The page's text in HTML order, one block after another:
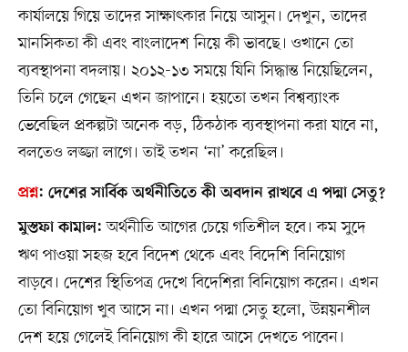
কার্যালয়ে গিয়ে তাদের সাক্ষাৎকার নিয়ে আসুন। দেখুন, তাদের
মানসিকতা কী এবং বাংলাদেশ নিয়ে কী ভাবছে। ওখানে তো
ব্যবস্থাপনা বদলায়। ২০১২-১৩ সময়ে যিনি সিদ্ধান্ত নিয়েছিলেন,
তিনি চলে গেছেন এখন জাপানে। হয়তো তখন বিশ্বব্যাংক
ভেবেছিল প্রকল্পটা অনেক বড়, ঠিকঠাক ব্যবস্থাপনা করা যাবে না,
বলতেও লজ্জা লাগে। তাই তখন ‘না’ করেছিল।
প্রশ্ন: দেশের সার্বিক অর্থনীতিতে কী অবদান রাখবে এ পদ্মা সেতু?
মুস্তফা কামাল: অর্থনীতি আগের চেয়ে গতিশীল হবে। কম সুদে
ঋণ পাওয়া সহজ হবে বিদেশ থেকে এবং বিদেশি বিনিয়োগ
বাড়বে। দেশের স্থিতিপত্র দেখে বিদেশিরা বিনিয়োগ করেন। এখন
তো বিনিয়োগ খুব আসে না। এখন পদ্মা সেতু হলো, উন্নয়নশীল
দেশ হয়ে গেলেই বিনিয়োগ কী হারে আসে দেখতে পাবেন।